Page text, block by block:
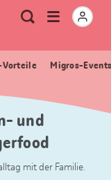
Meta
Navigation
Suche
Menu
öffnen
Vorteile Migros-
und
mit der Familie.